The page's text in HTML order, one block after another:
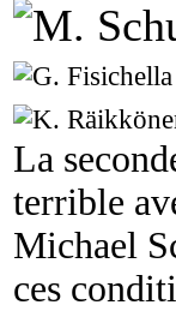
La
terrible
Michael
ces